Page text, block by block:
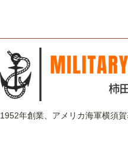
1952年創業、アメリカ海軍横須